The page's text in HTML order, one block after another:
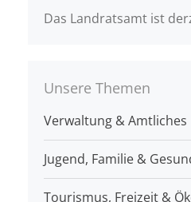
Das Landratsamt ist
Unsere Themen
Verwaltung & Amtliches
Jugend, Familie &
Tourismus, Freizeit &